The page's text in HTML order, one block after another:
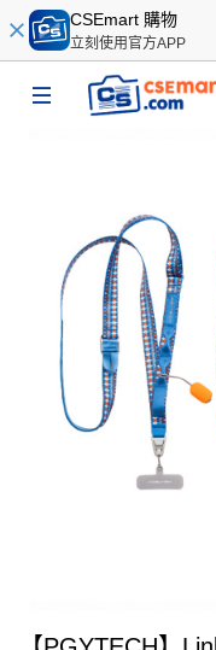
CSEmart 購物
立刻使用官方APP